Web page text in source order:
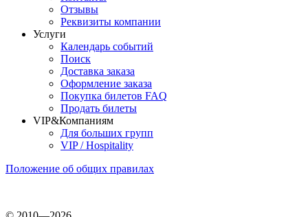
Отзывы
Реквизиты компании
Услуги
Календарь событий
Поиск
Доставка заказа
Оформление заказа
Покупка билетов FAQ
Продать билеты
VIP&Компаниям
Для больших групп
VIP / Hospitality
Положение об общих правилах